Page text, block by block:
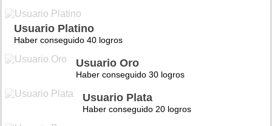
Usuario Platino
Haber conseguido 40 logros
Usuario Oro
Haber conseguido 30 logros
Usuario Plata
Haber conseguido 20 logros